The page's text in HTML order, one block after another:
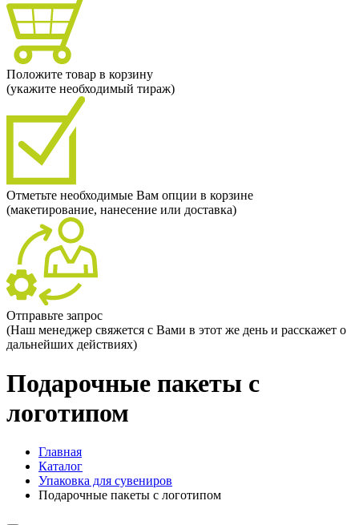
Положите товар в корзину
(укажите необходимый тираж)
Отметьте необходимые Вам опции в корзине
(макетирование, нанесение или доставка)
Отправьте запрос
(Наш менеджер свяжется с Вами в этот же день и расскажет о
дальнейших действиях)
Подарочные пакеты с
логотипом
Главная
Каталог
Упаковка для сувениров
Подарочные пакеты с логотипом